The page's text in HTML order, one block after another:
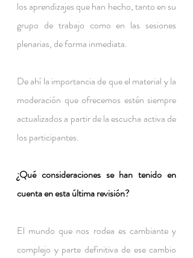
los aprendizajes que han hecho, tanto en su
grupo de trabajo como en las sesiones
plenarias, de forma inmediata.
De ahí la importancia de que el material y la
moderación que ofrecemos estén siempre
actualizados a partir de la escucha activa de
los participantes.
¿Qué consideraciones se han tenido en
cuenta en esta última revisión?
El mundo que nos rodea es cambiante y
complejo y parte definitiva de ese cambio